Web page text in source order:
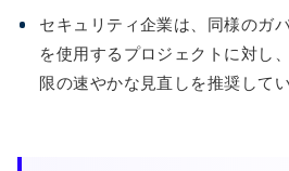
セキュリティ企業は、同様のガ
を使用するプロジェクトに対し
限の速やかな見直しを推奨してい